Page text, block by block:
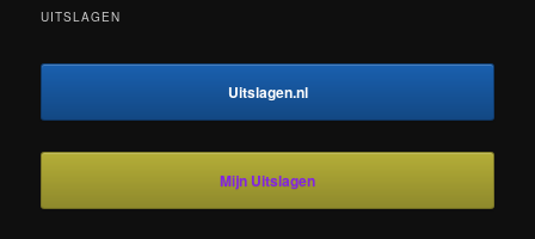
UITSLAGEN
Uitslagen.nl
Mijn Uitslagen